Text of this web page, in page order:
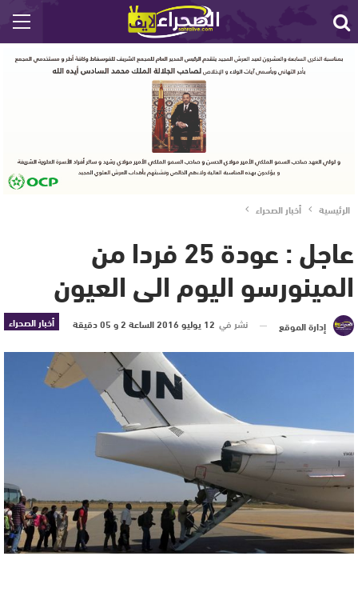
الرئيسية أخبار الصحراء
عاجل : عودة 25 فردا من
المينورسو اليوم الى العيون
أخبار الصحراء إدارة الموقع نشر في 12 يوليو 2016 الساعة 2 و 05 دقيقة